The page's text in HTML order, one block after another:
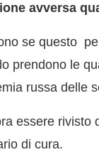
avversa
se questo
prendono le
russa delle
essere
di cura.